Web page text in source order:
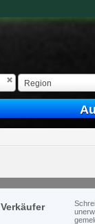
Region